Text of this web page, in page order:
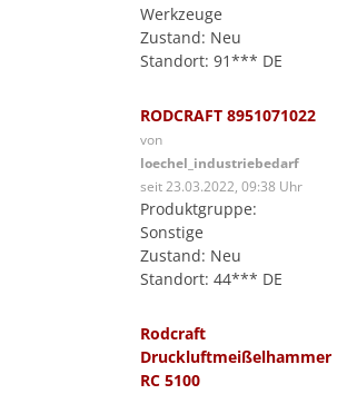
Werkzeuge
Zustand: Neu
Standort: 91*** DE
RODCRAFT 8951071022
von
loechel_industriebedarf
seit 23.03.2022, 09:38 Uhr
Produktgruppe:
Sonstige
Zustand: Neu
Standort: 44*** DE
Rodcraft
Druckluftmeißelhammer
RC 5100